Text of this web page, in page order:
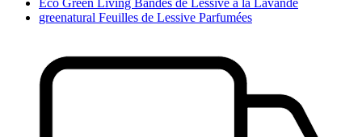
Eco Green Living Bandes de Lessive à la Lavande
greenatural Feuilles de Lessive Parfumées